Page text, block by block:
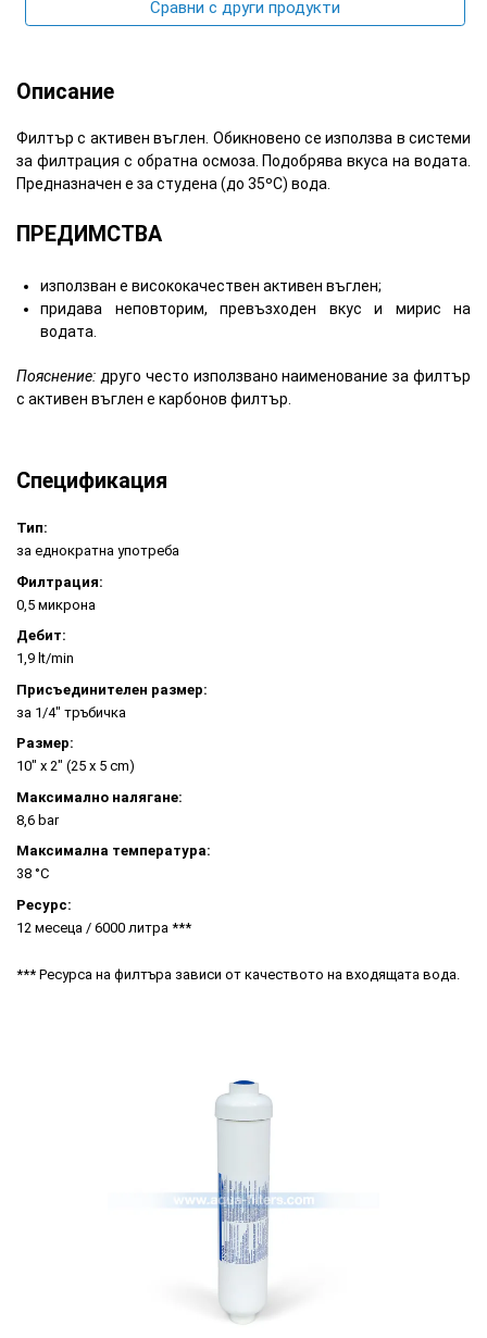
Сравни с други продукти
Описание
Филтър с активен въглен. Обикновено се използва в системи
за филтрация с обратна осмоза. Подобрява вкуса на водата.
Предназначен е за студена (до 35ºC) вода.
ПРЕДИМСТВА
използван е висококачествен активен въглен;
придава неповторим, превъзходен вкус и мирис на
водата.
Пояснение: друго често използвано наименование за филтър
с активен въглен е карбонов филтър.
Спецификация
Тип:
за еднократна употреба
Филтрация:
0,5 микрона
Дебит:
1,9 lt/min
Присъединителен размер:
за 1/4" тръбичка
Размер:
10" x 2" (25 x 5 cm)
Максимално налягане:
8,6 bar
Максимална температура:
38 °C
Ресурс:
12 месеца / 6000 литра ***
*** Ресурса на филтъра зависи от качеството на входящата вода.